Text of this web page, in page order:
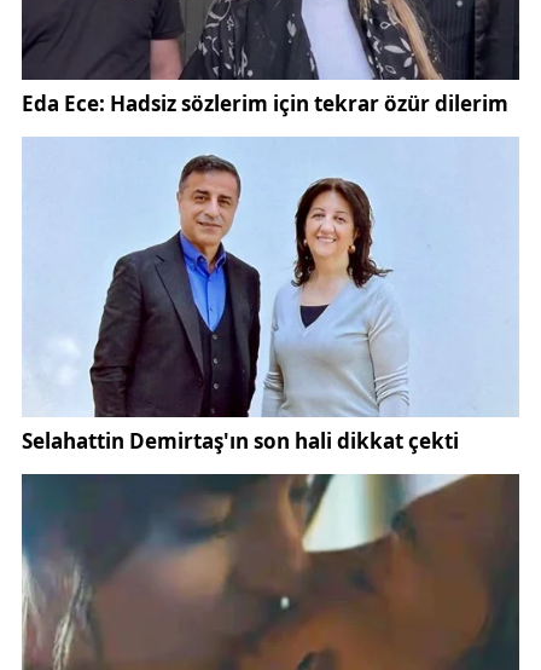
karşılaşmalar, salonda renkli görüntülere sahne
oldu.
Gençlerle aynı sahayı paylaşan Vali Şimşek, sporun
birleştirici gücüne dikkat çekerek, okul sporlarının
desteklenmeye devam edeceğini ifade etti.
Etkinliğin ardından okul binasını da gezen Vali
Şimşek, sınıfları ziyaret ederek öğrencilerle birebir
sohbet etti. Sivas Fen Lisesi’nin kentin köklü ve
başarılı eğitim kurumlarından biri olduğunu belirten
Şimşek, burada geleceğin bilim insanlarının,
mühendislerinin ve doktorlarının yetiştiğini
vurguladı.
Eğitim alanındaki başarıların memnuniyet verici
olduğunu dile getiren Şimşek, öğrencilerin sadece
akademik anlamda değil; spor, kültür ve sosyal
alanlarda da gelişim göstermesinin önemine işaret
etti.